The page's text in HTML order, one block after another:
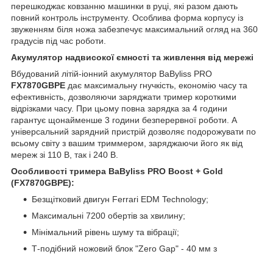
перешкоджає ковзанню машинки в руці, які разом дають
повний контроль інструменту. Особлива форма корпусу із
звуженням біля ножа забезпечує максимальний огляд на 360
градусів під час роботи.
Акумулятор надвисокої ємності та живлення від мережі
Вбудований літій-іонний акумулятор BaByliss PRO
FX7870GBPE дає максимальну гнучкість, економію часу та
ефективність, дозволяючи заряджати тример короткими
відрізками часу. При цьому повна зарядка за 4 години
гарантує щонайменше 3 години безперервної роботи. А
універсальний зарядний пристрій дозволяє подорожувати по
всьому світу з вашим триммером, заряджаючи його як від
мереж зі 110 В, так і 240 В.
Особливості тримера BaByliss PRO Boost + Gold
(FX7870GBPE):
Безщітковий двигун Ferrari EDM Technology;
Максимальні 7200 обертів за хвилину;
Мінімальний рівень шуму та вібрації;
Т-подібний ножовий блок "Zero Gap" - 40 мм з